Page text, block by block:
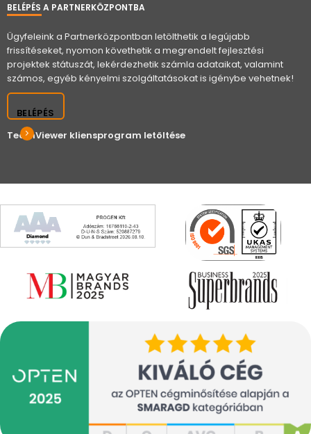
BELÉPÉS A PARTNERKÖZPONTBA
Ügyfeleink a Partnerközpontban letölthetik a legújabb
frissítéseket, nyomon követhetik a megrendelt fejlesztési
projektek státuszát, lekérdezhetik számla adataikat, valamint
számos, egyéb kényelmi szolgáltatásokat is igénybe vehetnek!
BELÉPÉS
TeamViewer kliensprogram letöltése